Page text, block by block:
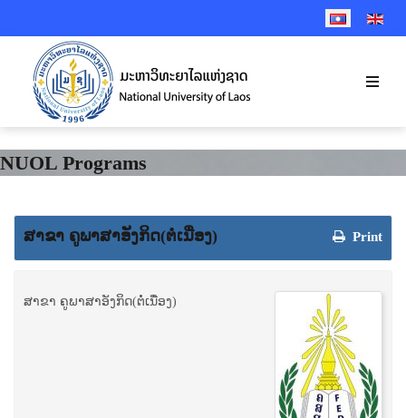
SELECT YOUR
NUOL Programs
Print
ສາຂາ ຄູພາ​ສາ​ອັງ​ກິດ(ຕໍ່ເນື່ອງ)
ສາຂາ ຄູພາ​ສາ​ອັງ​ກິດ(ຕໍ່ເນື່ອງ)